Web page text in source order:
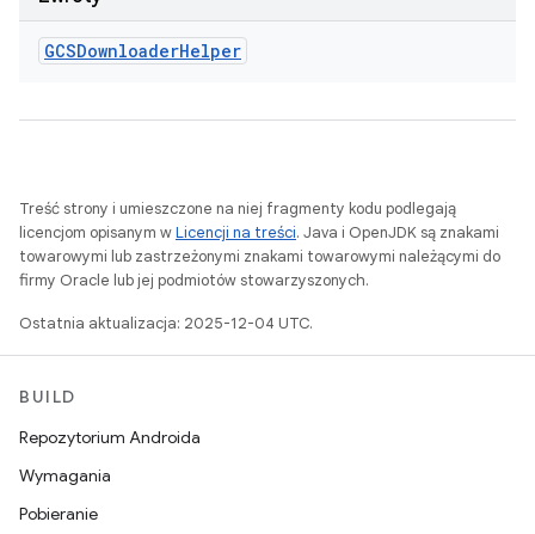
GCSDownloaderHelper
Treść strony i umieszczone na niej fragmenty kodu podlegają
licencjom opisanym wLicencji na treści. Java i OpenJDK są znakami
towarowymi lub zastrzeżonymi znakami towarowymi należącymi do
firmy Oracle lub jej podmiotów stowarzyszonych.
Ostatnia aktualizacja: 2025-12-04 UTC.
BUILD
Repozytorium Androida
Wymagania
Pobieranie